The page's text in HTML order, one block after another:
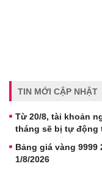
TIN MỚI CẬP NHẬT
Từ 20/8, tài khoản
tháng sẽ bị tự động
Bảng giá vàng 9999
1/8/2026